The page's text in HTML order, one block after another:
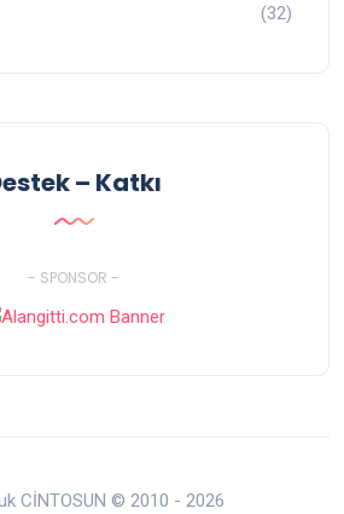
(32)
– Katkı
- SPONSOR -
CİNTOSUN © 2010 - 2026